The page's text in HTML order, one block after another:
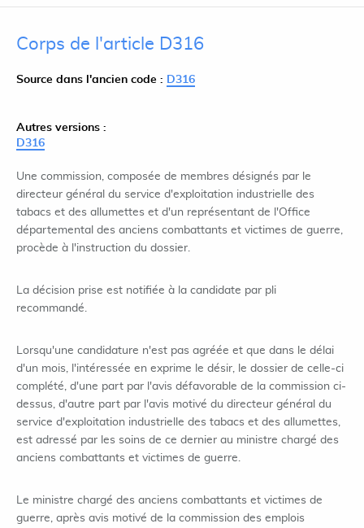
Corps de l'article D316
Source dans l'ancien code : D316
Autres versions :
D316
Une commission, composée de membres désignés par le
directeur général du service d'exploitation industrielle des
tabacs et des allumettes et d'un représentant de l'Office
départemental des anciens combattants et victimes de guerre,
procède à l'instruction du dossier.
La décision prise est notifiée à la candidate par pli
recommandé.
Lorsqu'une candidature n'est pas agréée et que dans le délai
d'un mois, l'intéressée en exprime le désir, le dossier de celle-ci
complété, d'une part par l'avis défavorable de la commission ci-
dessus, d'autre part par l'avis motivé du directeur général du
service d'exploitation industrielle des tabacs et des allumettes,
est adressé par les soins de ce dernier au ministre chargé des
anciens combattants et victimes de guerre.
Le ministre chargé des anciens combattants et victimes de
guerre, après avis motivé de la commission des emplois